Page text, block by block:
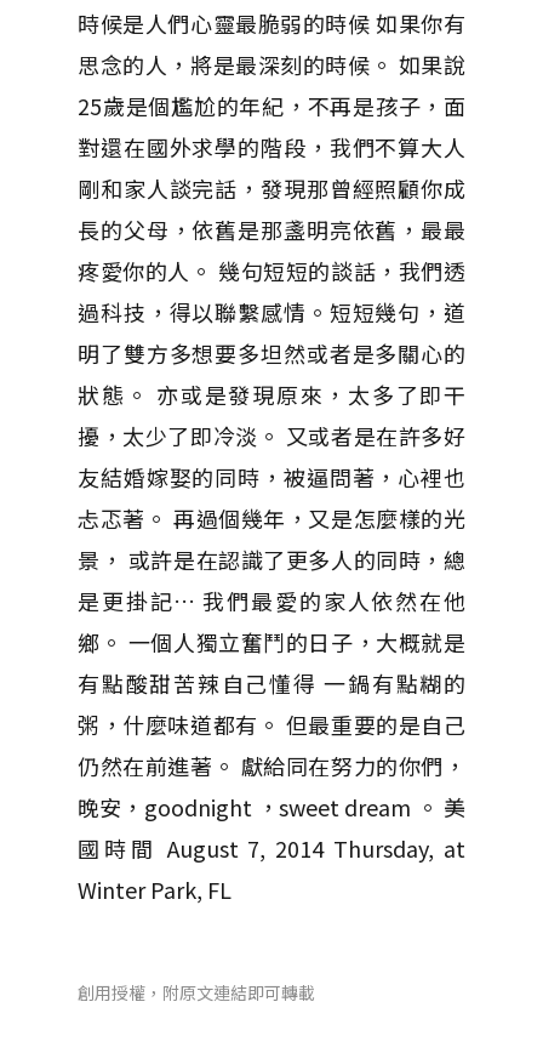
時候是人們心靈最脆弱的時候 如果你有
思念的人，將是最深刻的時候。 如果說
25歲是個尷尬的年紀，不再是孩子，面
對還在國外求學的階段，我們不算大人
剛和家人談完話，發現那曾經照顧你成
長的父母，依舊是那盞明亮依舊，最最
疼愛你的人。 幾句短短的談話，我們透
過科技，得以聯繫感情。短短幾句，道
明了雙方多想要多坦然或者是多關心的
狀態。 亦或是發現原來，太多了即干
擾，太少了即冷淡。 又或者是在許多好
友結婚嫁娶的同時，被逼問著，心裡也
忐忑著。 再過個幾年，又是怎麼樣的光
景， 或許是在認識了更多人的同時，總
是更掛記… 我們最愛的家人依然在他
鄉。 一個人獨立奮鬥的日子，大概就是
有點酸甜苦辣自己懂得 一鍋有點糊的
粥，什麼味道都有。 但最重要的是自己
仍然在前進著。 獻給同在努力的你們，
晚安，goodnight ，sweet dream 。 美
國時間 August 7, 2014 Thursday, at
Winter Park, FL
創用授權，附原文連結即可轉載